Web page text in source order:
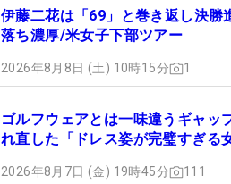
伊藤二花は「69」と巻き返し決
落ち濃厚/米女子下部ツアー
2026年8月8日 (土) 10時15分 1
ゴルフウェアとは一味違うギャッ
れ直した「ドレス姿が完璧すぎる
2026年8月7日 (金) 19時45分 111